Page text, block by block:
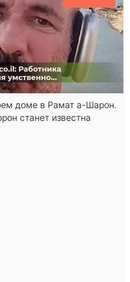
доме в Рамат а-Шарон.
станет известна